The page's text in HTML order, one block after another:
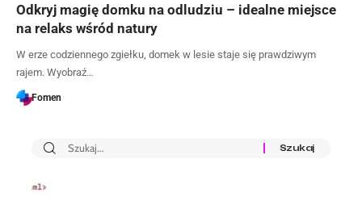
Odkryj magię domku na odludziu – idealne miejsce
na relaks wśród natury
W erze codziennego zgiełku, domek w lesie staje się prawdziwym
rajem. Wyobraź…
Fomen